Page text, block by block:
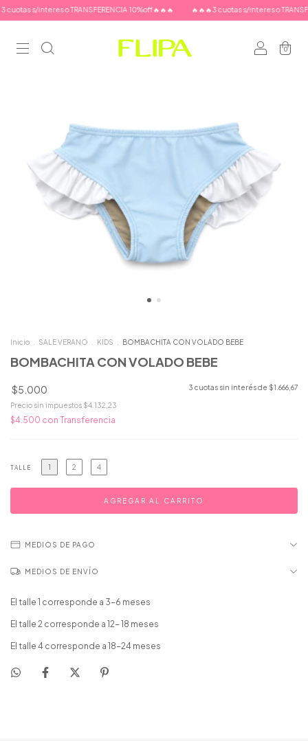
s/interes o TRANSFERENCIA 10%off🔥🔥🔥 🔥🔥🔥3 cuotas s/interes o
0
Inicio SALE VERANO KIDS BOMBACHITA CON VOLADO BEBE
BOMBACHITA CON VOLADO BEBE
$5.000 3 cuotas sin interés de $1.666,67
Precio sin impuestos $4.132,23
$4.500 con Transferencia
TALLE 1 2 4
MEDIOS DE PAGO
MEDIOS DE ENVÍO
El talle 1 corresponde a 3-6 meses
El talle 2 corresponde a 12- 18 meses
El talle 4 corresponde a 18-24 meses